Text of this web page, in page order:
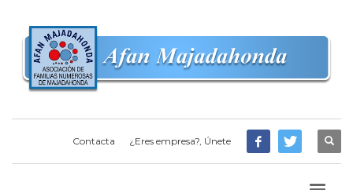
Contacta ¿Eres empresa?, Únete